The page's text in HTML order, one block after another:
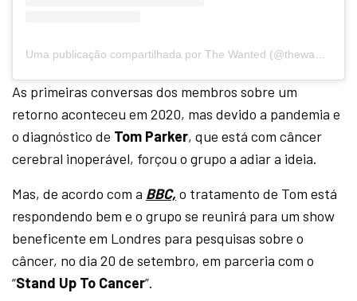
As primeiras conversas dos membros sobre um
retorno aconteceu em 2020, mas devido a pandemia e
o diagnóstico de Tom Parker, que está com câncer
cerebral inoperável, forçou o grupo a adiar a ideia.
Mas, de acordo com a BBC,o tratamento de Tom está
respondendo bem e o grupo se reunirá para um show
beneficente em Londres para pesquisas sobre o
câncer, no dia 20 de setembro, em parceria com o
“Stand Up To Cancer”.